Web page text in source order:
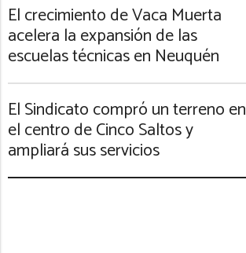
El crecimiento de Vaca Muerta
acelera la expansión de las
escuelas técnicas en Neuquén
El Sindicato compró un terreno en
el centro de Cinco Saltos y
ampliará sus servicios